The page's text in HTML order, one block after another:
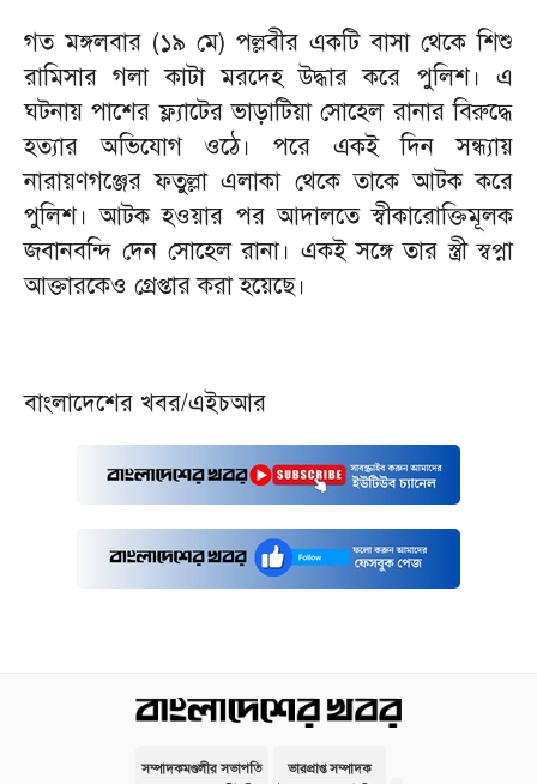
গত মঙ্গলবার (১৯ মে) পল্লবীর একটি বাসা থেকে শিশু
রামিসার গলা কাটা মরদেহ উদ্ধার করে পুলিশ। এ
ঘটনায় পাশের ফ্ল্যাটের ভাড়াটিয়া সোহেল রানার বিরুদ্ধে
হত্যার অভিযোগ ওঠে। পরে একই দিন সন্ধ্যায়
নারায়ণগঞ্জের ফতুল্লা এলাকা থেকে তাকে আটক করে
পুলিশ। আটক হওয়ার পর আদালতে স্বীকারোক্তিমূলক
জবানবন্দি দেন সোহেল রানা। একই সঙ্গে তার স্ত্রী স্বপ্না
আক্তারকেও গ্রেপ্তার করা হয়েছে।
বাংলাদেশের খবর/এইচআর
সম্পাদকমণ্ডলীর সভাপতি
ভারপ্রাপ্ত সম্পাদক